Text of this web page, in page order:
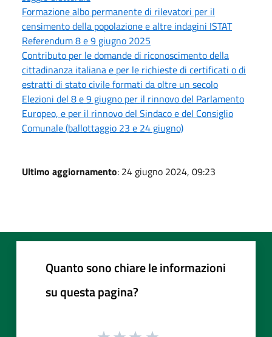
Formazione albo permanente di rilevatori per il
censimento della popolazione e altre indagini ISTAT
Referendum 8 e 9 giugno 2025
Contributo per le domande di riconoscimento della
cittadinanza italiana e per le richieste di certificati o di
estratti di stato civile formati da oltre un secolo
Elezioni del 8 e 9 giugno per il rinnovo del Parlamento
Europeo, e per il rinnovo del Sindaco e del Consiglio
Comunale (ballottaggio 23 e 24 giugno)
Ultimo aggiornamento: 24 giugno 2024, 09:23
Quanto sono chiare le informazioni
su questa pagina?